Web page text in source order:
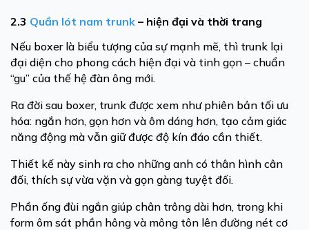
2.3 Quần lót nam trunk – hiện đại và thời trang
Nếu boxer là biểu tượng của sự mạnh mẽ, thì trunk lại
đại diện cho phong cách hiện đại và tinh gọn – chuẩn
“gu” của thế hệ đàn ông mới.
Ra đời sau boxer, trunk được xem như phiên bản tối ưu
hóa: ngắn hơn, gọn hơn và ôm dáng hơn, tạo cảm giác
năng động mà vẫn giữ được độ kín đáo cần thiết.
Thiết kế này sinh ra cho những anh có thân hình cân
đối, thích sự vừa vặn và gọn gàng tuyệt đối.
Phần ống đùi ngắn giúp chân trông dài hơn, trong khi
form ôm sát phần hông và mông tôn lên đường nét cơ